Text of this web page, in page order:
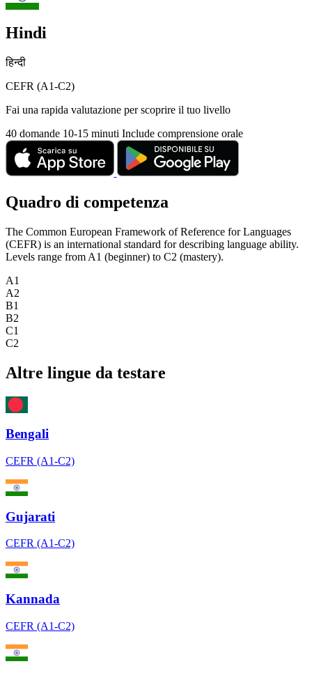
Hindi
हिन्दी
CEFR (A1-C2)
Fai una rapida valutazione per scoprire il tuo livello
40 domande 10-15 minuti Include comprensione orale
Quadro di competenza
The Common European Framework of Reference for Languages
(CEFR) is an international standard for describing language ability.
Levels range from A1 (beginner) to C2 (mastery).
A1
A2
B1
B2
C1
C2
Altre lingue da testare
Bengali
CEFR (A1-C2)
Gujarati
CEFR (A1-C2)
Kannada
CEFR (A1-C2)